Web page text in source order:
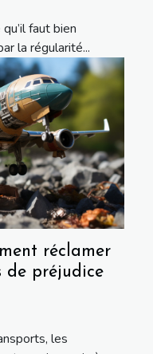
faut bien
la régularité...
réclamer
de préjudice
les